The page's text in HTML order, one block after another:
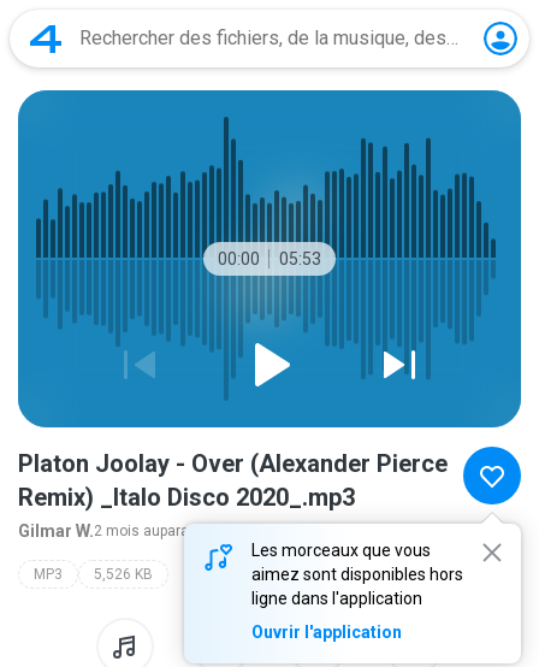
00:00 05:53
Les morceaux que vous
aimez sont disponibles hors
ligne dans l'application
Ouvrir l'application
Platon Joolay - Over (Alexander Pierce
Remix) _Italo Disco 2020_.mp3
Gilmar W.2 mois auparavant
MP3 5,526 KB